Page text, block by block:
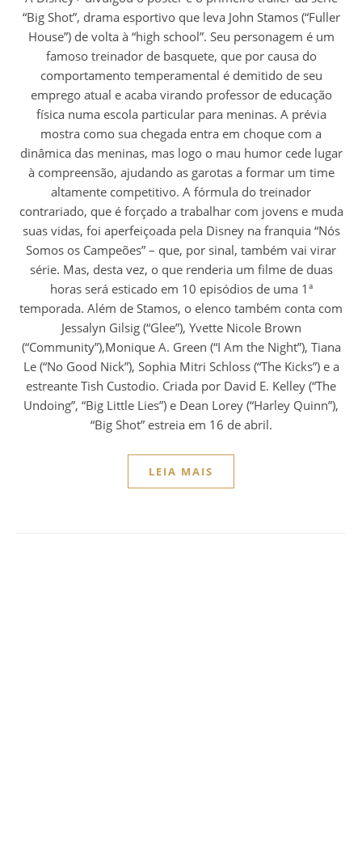
“Big Shot”, drama esportivo que leva John Stamos (“Fuller
House”) de volta à “high school”. Seu personagem é um
famoso treinador de basquete, que por causa do
comportamento temperamental é demitido de seu
emprego atual e acaba virando professor de educação
física numa escola particular para meninas. A prévia
mostra como sua chegada entra em choque com a
dinâmica das meninas, mas logo o mau humor cede lugar
à compreensão, ajudando as garotas a formar um time
altamente competitivo. A fórmula do treinador
contrariado, que é forçado a trabalhar com jovens e muda
suas vidas, foi aperfeiçoada pela Disney na franquia “Nós
Somos os Campeões” – que, por sinal, também vai virar
série. Mas, desta vez, o que renderia um filme de duas
horas será esticado em 10 episódios de uma 1ª
temporada. Além de Stamos, o elenco também conta com
Jessalyn Gilsig (“Glee”), Yvette Nicole Brown
(“Community”),Monique A. Green (“I Am the Night”), Tiana
Le (“No Good Nick”), Sophia Mitri Schloss (“The Kicks”) e a
estreante Tish Custodio. Criada por David E. Kelley (“The
Undoing”, “Big Little Lies”) e Dean Lorey (“Harley Quinn”),
“Big Shot” estreia em 16 de abril.
LEIA MAIS